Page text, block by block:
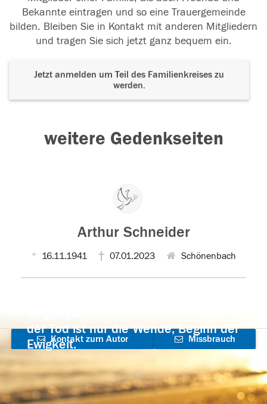
Bekannte eintragen und so eine Trauergemeinde
bilden. Bleiben Sie in Kontakt mit anderen Mitgliedern
und tragen Sie sich jetzt ganz bequem ein.
Jetzt anmelden um Teil des Familienkreises zu
werden.
weitere Gedenkseiten
Arthur Schneider
16.11.1941 07.01.2023 Schönenbach
der Tod ist nur die Wende, Beginn der
Ewigkeit.
Kontakt zum Autor
aufnehmen
Missbrauch